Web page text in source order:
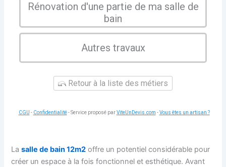
Rénovation d'une partie de ma salle de
bain
Autres travaux
Retour à la liste des métiers
CGU - Confidentialité- Service proposé parViteUnDevis.com -Vous êtes un artisan ?
Lasalle de bain 12m2 offre un potentiel considérable pour
créer un espace à la fois fonctionnel et esthétique. Avant